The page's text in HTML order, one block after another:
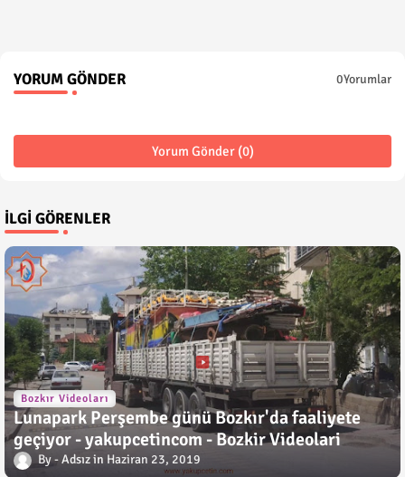
YORUM GÖNDER 0Yorumlar
Yorum Gönder (0)
İLGI GÖRENLER
Bozkır Videoları
Lunapark Perşembe günü Bozkır'da faaliyete
geçiyor - yakupcetincom - Bozkir Videolari
Adsız Haziran 23, 2019